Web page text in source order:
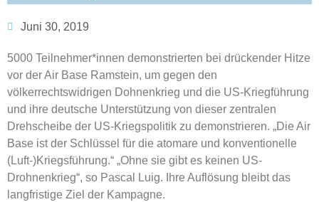
Juni 30, 2019
5000 Teilnehmer*innen demonstrierten bei drückender Hitze
vor der Air Base Ramstein, um gegen den
völkerrechtswidrigen Dohnenkrieg und die US-Kriegführung
und ihre deutsche Unterstützung von dieser zentralen
Drehscheibe der US-Kriegspolitik zu demonstrieren. „Die Air
Base ist der Schlüssel für die atomare und konventionelle
(Luft-)Kriegsführung.“ „Ohne sie gibt es keinen US-
Drohnenkrieg“, so Pascal Luig. Ihre Auflösung bleibt das
langfristige Ziel der Kampagne.